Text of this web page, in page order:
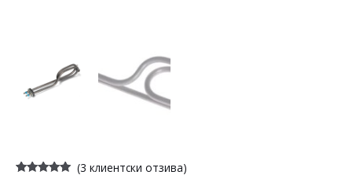
(3 клиентски отзива)